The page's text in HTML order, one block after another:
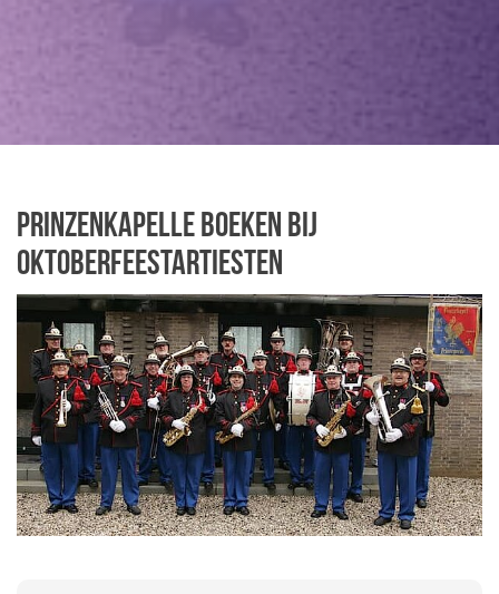
Prinzenkapelle boeken bij
Oktoberfeestartiesten